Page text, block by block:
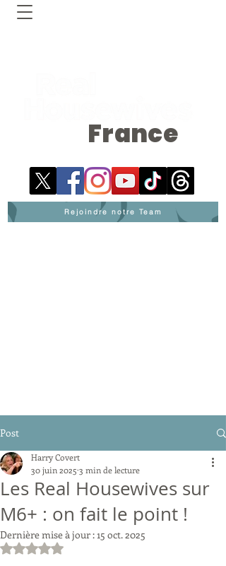
France
Rejoindre notre Team
Post
Les Real Housewives sur
M6+ : on fait le point !
Harry Covert
30 juin 2025 3 min de lecture
Dernière mise à jour :15 oct. 2025
Noté NaN étoiles sur 5.